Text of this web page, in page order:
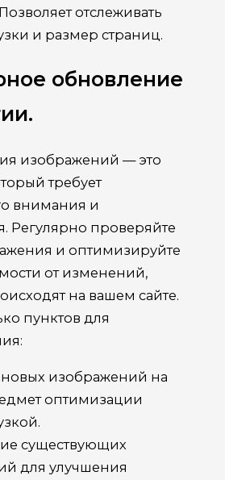
отслеживать
и размер страниц.
обновление
изображений — это
требует
внимания и
Регулярно проверяйте
и оптимизируйте
от изменений,
на вашем сайте.
пунктов для
изображений на
оптимизации
существующих
для улучшения